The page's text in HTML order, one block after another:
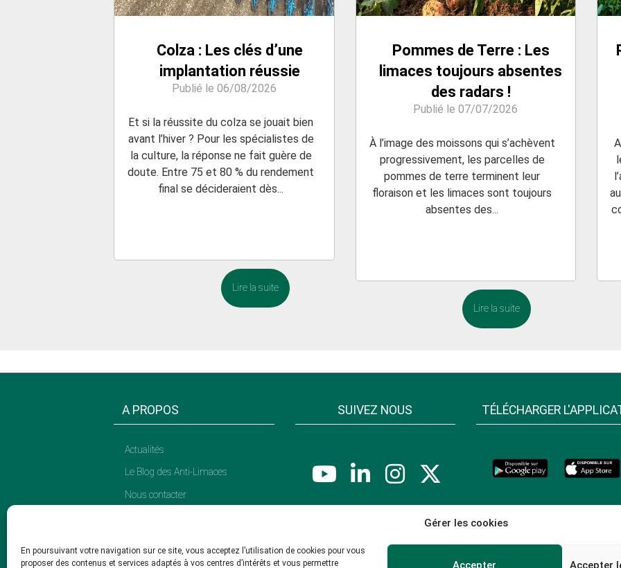
Gérer les cookies
En poursuivant votre navigation sur ce site, vous acceptez l’utilisation de cookies pour vous
proposer des contenus et services adaptés à vos centres d’intérêts et vous permettre
Accepter Accepter
Colza : Les clés d’une
implantation réussie
Publié le 06/08/2026
Et si la réussite du colza se jouait bien
avant l’hiver ? Pour les spécialistes de
la culture, la réponse ne fait guère de
doute. Entre 75 et 80 % du rendement
final se décideraient dès...
Lire la suite
Pommes de Terre : Les
limaces toujours absentes
des radars !
Publié le 07/07/2026
À l’image des moissons qui s’achèvent
progressivement, les parcelles de
pommes de terre terminent leur
floraison et les limaces sont toujours
absentes des...
Lire la suite
A PROPOS
Actualités
Le Blog des Anti-Limaces
Nous contacter
professionnels
SUIVEZ NOUS TÉLÉCHARGER